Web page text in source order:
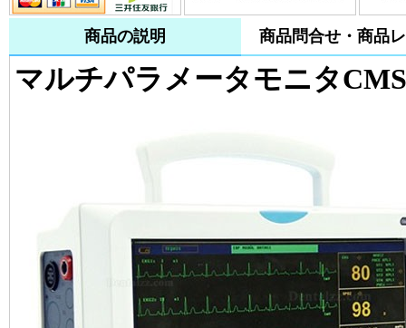
商品の説明 商品問合せ・商品
マルチパラメータモニタ